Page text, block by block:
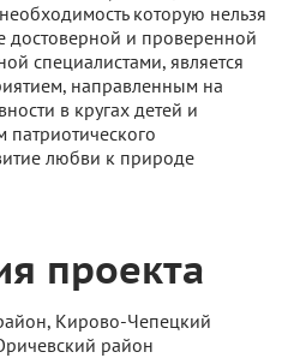
которую нельзя
достоверной и проверенной
специалистами, является
направленным на
в кругах детей и
любви к природе
проекта
Кирово-Чепецкий
район